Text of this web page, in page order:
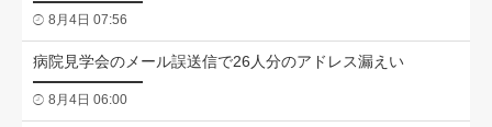
8月4日 07:56
病院見学会のメール誤送信で26人分のアドレス漏えい
8月4日 06:00